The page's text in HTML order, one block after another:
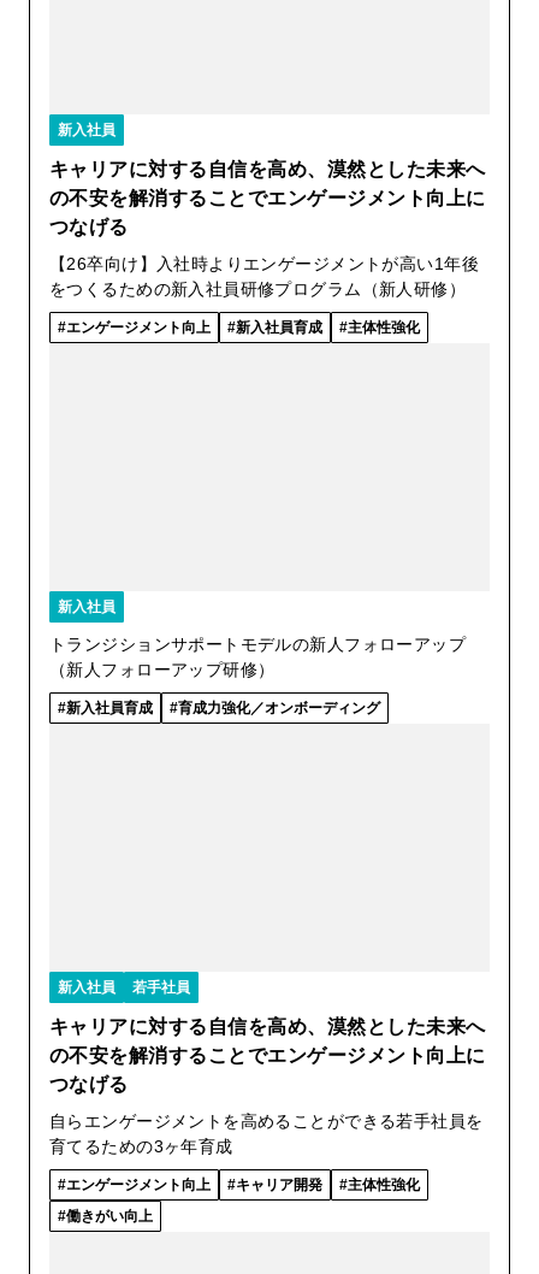
新入社員
キャリアに対する自信を高め、漠然とした未来へ
の不安を解消することでエンゲージメント向上に
つなげる
【26卒向け】入社時よりエンゲージメントが高い1年後
をつくるための新入社員研修プログラム（新人研修）
エンゲージメント向上 新入社員育成 主体性強化
新入社員
トランジションサポートモデルの新人フォローアップ
（新人フォローアップ研修）
新入社員育成 育成力強化／オンボーディング
新入社員 若手社員
キャリアに対する自信を高め、漠然とした未来へ
の不安を解消することでエンゲージメント向上に
つなげる
自らエンゲージメントを高めることができる若手社員を
育てるための3ヶ年育成
エンゲージメント向上 キャリア開発
主体性強化
働きがい向上